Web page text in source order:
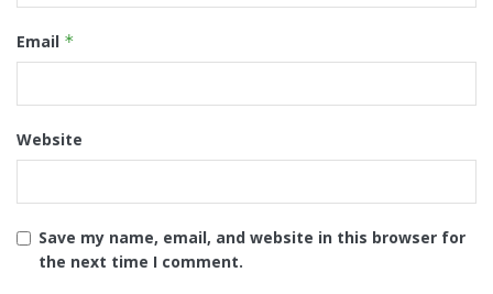
Email *
Website
Save my name, email, and website in this browser for
the next time I comment.